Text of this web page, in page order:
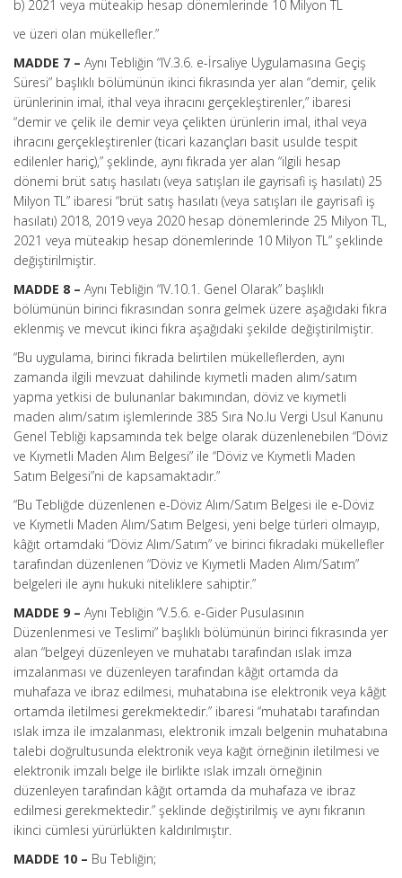
b) 2021 veya müteakip hesap dönemlerinde 10 Milyon TL
ve üzeri olan mükellefler.”
MADDE 7 – Aynı Tebliğin “IV.3.6. e-İrsaliye Uygulamasına Geçiş
Süresi” başlıklı bölümünün ikinci fıkrasında yer alan “demir, çelik
ürünlerinin imal, ithal veya ihracını gerçekleştirenler,” ibaresi
“demir ve çelik ile demir veya çelikten ürünlerin imal, ithal veya
ihracını gerçekleştirenler (ticari kazançları basit usulde tespit
edilenler hariç),” şeklinde, aynı fıkrada yer alan “ilgili hesap
dönemi brüt satış hasılatı (veya satışları ile gayrisafi iş hasılatı) 25
Milyon TL” ibaresi “brüt satış hasılatı (veya satışları ile gayrisafi iş
hasılatı) 2018, 2019 veya 2020 hesap dönemlerinde 25 Milyon TL,
2021 veya müteakip hesap dönemlerinde 10 Milyon TL” şeklinde
değiştirilmiştir.
MADDE 8 – Aynı Tebliğin “IV.10.1. Genel Olarak” başlıklı
bölümünün birinci fıkrasından sonra gelmek üzere aşağıdaki fıkra
eklenmiş ve mevcut ikinci fıkra aşağıdaki şekilde değiştirilmiştir.
“Bu uygulama, birinci fıkrada belirtilen mükelleflerden, aynı
zamanda ilgili mevzuat dahilinde kıymetli maden alım/satım
yapma yetkisi de bulunanlar bakımından, döviz ve kıymetli
maden alım/satım işlemlerinde 385 Sıra No.lu Vergi Usul Kanunu
Genel Tebliği kapsamında tek belge olarak düzenlenebilen “Döviz
ve Kıymetli Maden Alım Belgesi” ile “Döviz ve Kıymetli Maden
Satım Belgesi”ni de kapsamaktadır.”
“Bu Tebliğde düzenlenen e-Döviz Alım/Satım Belgesi ile e-Döviz
ve Kıymetli Maden Alım/Satım Belgesi, yeni belge türleri olmayıp,
kâğıt ortamdaki “Döviz Alım/Satım” ve birinci fıkradaki mükellefler
tarafından düzenlenen “Döviz ve Kıymetli Maden Alım/Satım”
belgeleri ile aynı hukuki niteliklere sahiptir.”
MADDE 9 – Aynı Tebliğin “V.5.6. e-Gider Pusulasının
Düzenlenmesi ve Teslimi” başlıklı bölümünün birinci fıkrasında yer
alan “belgeyi düzenleyen ve muhatabı tarafından ıslak imza
imzalanması ve düzenleyen tarafından kâğıt ortamda da
muhafaza ve ibraz edilmesi, muhatabına ise elektronik veya kâğıt
ortamda iletilmesi gerekmektedir.” ibaresi “muhatabı tarafından
ıslak imza ile imzalanması, elektronik imzalı belgenin muhatabına
talebi doğrultusunda elektronik veya kağıt örneğinin iletilmesi ve
elektronik imzalı belge ile birlikte ıslak imzalı örneğinin
düzenleyen tarafından kâğıt ortamda da muhafaza ve ibraz
edilmesi gerekmektedir.” şeklinde değiştirilmiş ve aynı fıkranın
ikinci cümlesi yürürlükten kaldırılmıştır.
MADDE 10 – Bu Tebliğin;